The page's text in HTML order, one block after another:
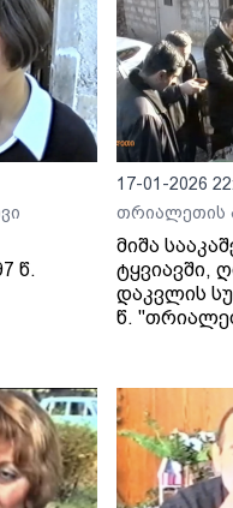
წ.
17-01-2026
თრიალეთის
მიშა
ტყვიავში,
დაკვლის
წ.